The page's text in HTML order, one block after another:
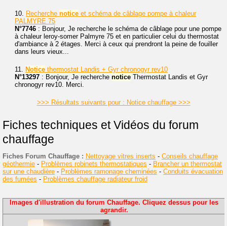
10. Recherche notice et schéma de câblage pompe à chaleur
PALMYRE 75
N°7746 : Bonjour, Je recherche le schéma de câblage pour une pompe
à chaleur leroy-somer Palmyre 75 et en particulier celui du thermostat
d'ambiance à 2 étages. Merci à ceux qui prendront la peine de fouiller
dans leurs vieux...
11. Notice thermostat Landis + Gyr chronogyr rev10
N°13297 : Bonjour, Je recherche notice Thermostat Landis et Gyr
chronogyr rev10. Merci.
>>> Résultats suivants pour : Notice chauffage >>>
Fiches techniques et Vidéos du forum
chauffage
Fiches Forum Chauffage : Nettoyage vitres inserts - Conseils chauffage
géothermie - Problèmes robinets thermostatiques - Brancher un thermostat
sur une chaudière - Problèmes ramonage cheminées - Conduits évacuation
des fumées - Problèmes chauffage radiateur froid
Images d'illustration du forum Chauffage. Cliquez dessus pour les
agrandir.